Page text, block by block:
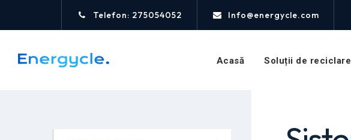
Telefon: 275054052 Info@energycle.com
Acasă Soluții de reciclare
Separare
Eficientă